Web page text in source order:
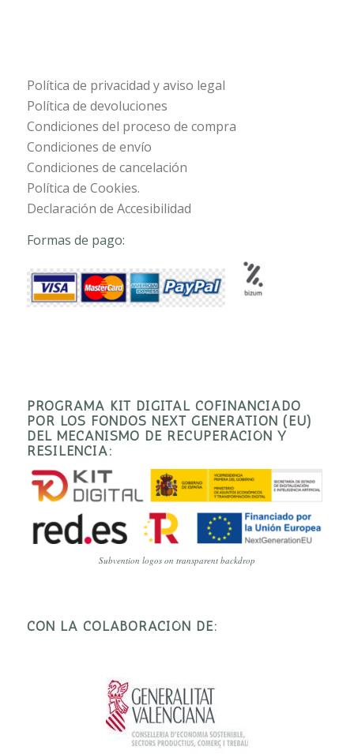
Política de privacidad y aviso legal
Política de devoluciones
Condiciones del proceso de compra
Condiciones de envío
Condiciones de cancelación
Política de Cookies.
Declaración de Accesibilidad
Formas de pago:
PROGRAMA KIT DIGITAL COFINANCIADO
POR LOS FONDOS NEXT GENERATION (EU)
DEL MECANISMO DE RECUPERACIÓN Y
RESILENCIA:
Subvention logos on transparent backdrop
CON LA COLABORACIÓN DE: